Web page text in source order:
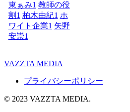
東ぁみ1 教師の役
割 1 柏木由紀1 ホ
ワイト企業1 矢野
安崇1
VAZZTA MEDIA
プライバシーポリシー
© 2023 VAZZTA MEDIA.